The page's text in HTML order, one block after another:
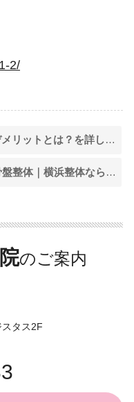
2/
ットとは？を詳しく解説
横浜整体ならいちろ整骨院
タス2F